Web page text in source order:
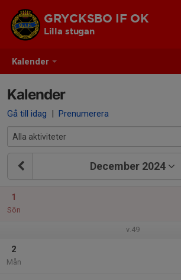
Kalender
GRYCKSBO IF OK
Lilla stugan
Kalender
Gå till idag | Prenumerera
December 2024
1
Sön
v.49
2
Mån